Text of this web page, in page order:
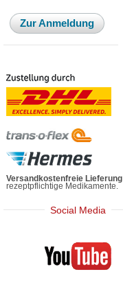
Zur Anmeldung
Versandkostenfreie Lieferung
rezeptpflichtige Medikamente.
Social Media
Mediherz